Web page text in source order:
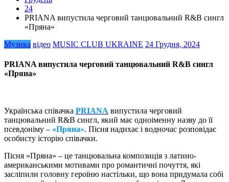
24
PRIANA випустила черговий танцювальний R&B сингл
«Пряна»
Музика відео MUSIC CLUB UKRAINE 24 Грудня, 2024
PRIANA випустила черговий танцювальний R&B сингл
«Пряна»
Українська співачка PRIANA випустила черговий
танцювальний R&B сингл, який має одноіменну назву до її
псевдоніму – «Пряна». Пісня надихає і водночас розповідає
особисту історію співачки.
Пісня «Пряна» – це танцювальна композиція з латино-
американськими мотивами про романтичні почуття, які
засліпили головну героїню настільки, що вона придумала собі